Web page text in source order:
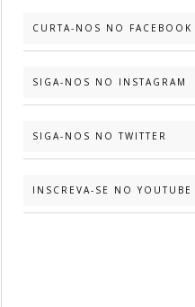
CURTA-NOS NO FACEBOOK
SIGA-NOS NO INSTAGRAM
SIGA-NOS NO TWITTER
INSCREVA-SE NO YOUTUBE